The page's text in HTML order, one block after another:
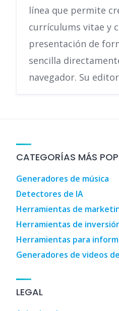
línea que permite
currículums vitae y
presentación de
sencilla
navegador. Su
CATEGORÍAS MÁS
Generadores de música
Detectores de IA
Herramientas de
Herramientas de
Herramientas para
Generadores de videos
LEGAL